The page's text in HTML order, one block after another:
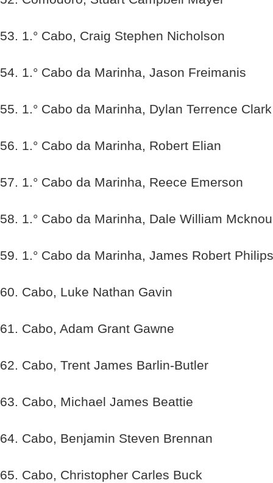
53. 1.° Cabo, Craig Stephen Nicholson
54. 1.° Cabo da Marinha, Jason Freimanis
55. 1.° Cabo da Marinha, Dylan Terrence Clark
56. 1.° Cabo da Marinha, Robert Elian
57. 1.° Cabo da Marinha, Reece Emerson
58. 1.° Cabo da Marinha, Dale William
59. 1.° Cabo da Marinha, James Robert Philips
60. Cabo, Luke Nathan Gavin
61. Cabo, Adam Grant Gawne
62. Cabo, Trent James Barlin-Butler
63. Cabo, Michael James Beattie
64. Cabo, Benjamin Steven Brennan
65. Cabo, Christopher Carles Buck